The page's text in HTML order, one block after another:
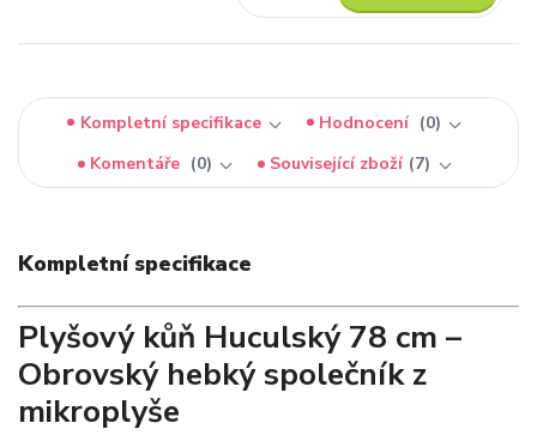
Kompletní specifikace Hodnocení
0
Komentáře
0 Související zboží 7
Kompletní specifikace
Plyšový kůň Huculský 78 cm –
Obrovský hebký společník z
mikroplyše